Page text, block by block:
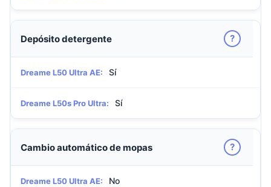
Depósito detergente ?
Dreame L50 Ultra AE: Sí
Dreame L50s Pro Ultra: Sí
Cambio automático de mopas ?
Dreame L50 Ultra AE: No